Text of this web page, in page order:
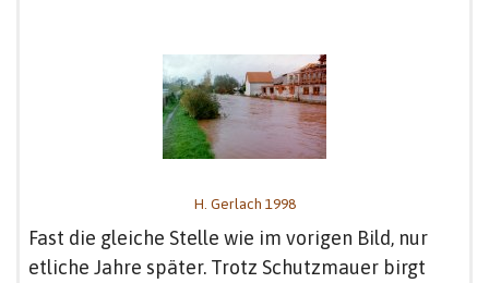
H. Gerlach 1998
Fast die gleiche Stelle wie im vorigen Bild, nur
etliche Jahre später. Trotz Schutzmauer birgt